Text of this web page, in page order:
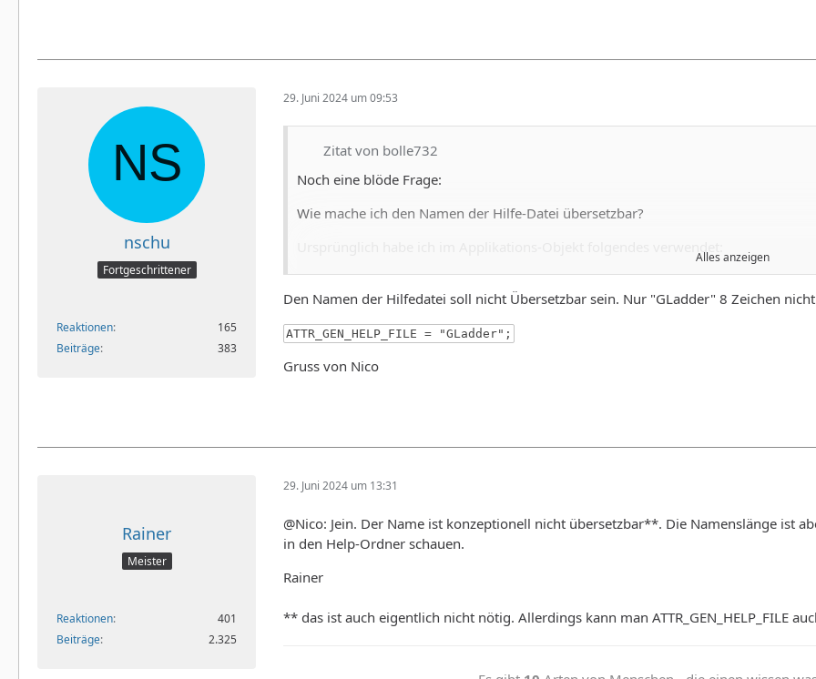
nschu
Fortgeschrittener
Reaktionen
165
Beiträge
383
29. Juni 2024 um 09:53
Zitat von bolle732
Noch eine blöde Frage:
Wie mache ich den Namen der Hilfe-Datei übersetzbar?
Alles anzeigen
Den Namen der Hilfedatei soll nicht Übersetzbar sein. Nur "GLadder" 8 Zeichen
ATTR_GEN_HELP_FILE = "GLadder";
Gruss von Nico
Rainer
Meister
Reaktionen
401
Beiträge
2.325
29. Juni 2024 um 13:31
@Nico: Jein. Der Name ist konzeptionell nicht übersetzbar**. Die Namenslänge ist
in den Help-Ordner schauen.
Rainer
** das ist auch eigentlich nicht nötig. Allerdings kann man ATTR_GEN_HELP_FILE